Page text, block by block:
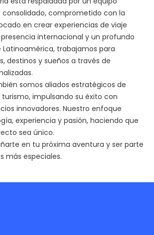
comprometido con la
en crear experiencias de viaje
internacional y un profundo
trabajamos para
destinos y sueños a través de
somos aliados estratégicos de
impulsando su éxito con
innovadores. Nuestro enfoque
experiencia y pasión, haciendo que
sea único.
en tu próxima aventura y ser parte
más especiales.